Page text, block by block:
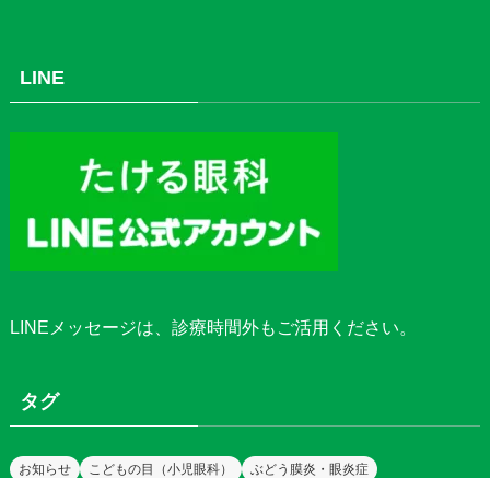
LINE
LINEメッセージは、診療時間外もご活用ください。
タグ
お知らせ こどもの目（小児眼科）
ぶどう膜炎・眼炎症